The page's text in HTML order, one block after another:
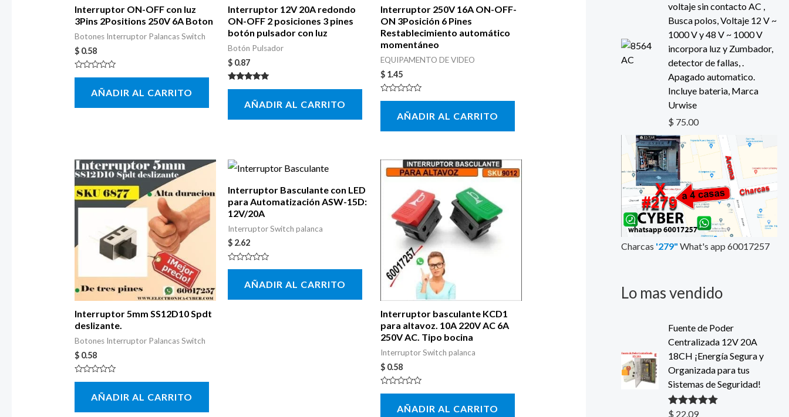
Interruptor ON-OFF con luz
3Pins 2Positions 250V 6A Boton
Botones Interruptor Palancas Switch
$0.58
Valorado
5
AÑADIR AL CARRITO
Interruptor 12V 20A redondo
ON-OFF 2 posiciones 3 pines
botón pulsador con luz
Botón Pulsador
$0.87
Valorado con
AÑADIR AL CARRITO
Interruptor 250V 16A ON-OFF-
ON 3Posición 6 Pines
Restablecimiento automático
momentáneo
EQUIPAMENTO DE VIDEO
$ 1.45
Valorado
5
AÑADIR AL CARRITO
Interruptor 5mm SS12D10 Spdt
deslizante.
Botones Interruptor Palancas Switch
$0.58
Valorado
5
AÑADIR AL CARRITO
Interruptor Basculante con LED
para Automatización ASW-15D:
12V/20A
Interruptor Switch palanca
$2.62
Valorado
5
AÑADIR AL CARRITO
Interruptor basculante KCD1
para altavoz. 10A 220V AC 6A
250V AC. Tipo bocina
Interruptor Switch palanca
$ 0.58
Valorado
AÑADIR AL CARRITO
voltaje sin contacto AC ,
Busca polos, Voltaje 12 V ~
1000 V y 48 V ~ 1000 V
incorpora luz y Zumbador,
detector de fallas, .
Apagado automatico.
Incluye bateria, Marca
Urwise
$ 75.00
Charcas '279" What's app 60017257
Lo mas vendido
Fuente de Poder
Centralizada 12V 20A
18CH ¡Energía Segura y
Organizada para tus
Sistemas de Seguridad!
Valorado con
$ 22.09